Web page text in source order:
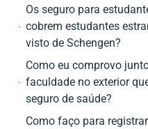
Os seguro para
cobrem estudantes
visto de Schengen?
Como eu comprovo
faculdade no exterior
seguro de saúde?
Como faço para